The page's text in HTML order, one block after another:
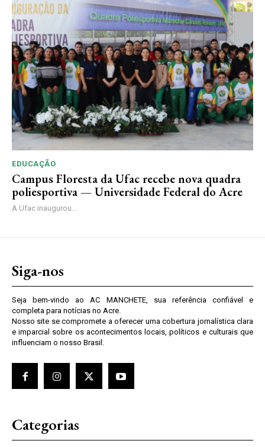
EDUCAÇÃO
Campus Floresta da Ufac recebe nova quadra
poliesportiva — Universidade Federal do Acre
A Ufac inaugurou...
Siga-nos
Seja bem-vindo ao AC MANCHETE, sua referência confiável e
completa para notícias no Acre.
Nosso site se compromete a oferecer uma cobertura jornalística clara
e imparcial sobre os acontecimentos locais, políticos e culturais que
influenciam o nosso Brasil.
Categorias